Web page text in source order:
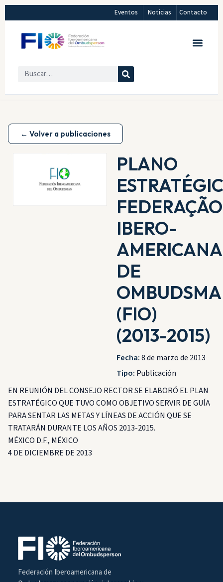
Eventos Noticias Contacto
← Volver a publicaciones
PLANO
FEDERAÇÃO
IBERO-
AMERICANA
DE
(FIO)
(2013-2015)
Fecha:8 de marzo de 2013
Tipo: Publicación
EN REUNIÓN DEL CONSEJO RECTOR SE ELABORÓ EL PLAN
ESTRATÉGICO QUE TUVO COMO OBJETIVO SERVIR DE GUÍA
PARA SENTAR LAS METAS Y LÍNEAS DE ACCIÓN QUE SE
TRATARÁN DURANTE LOS AÑOS 2013-2015.
MÉXICO D.F., MÉXICO
4 DE DICIEMBRE DE 2013
Federación Iberoamericana de